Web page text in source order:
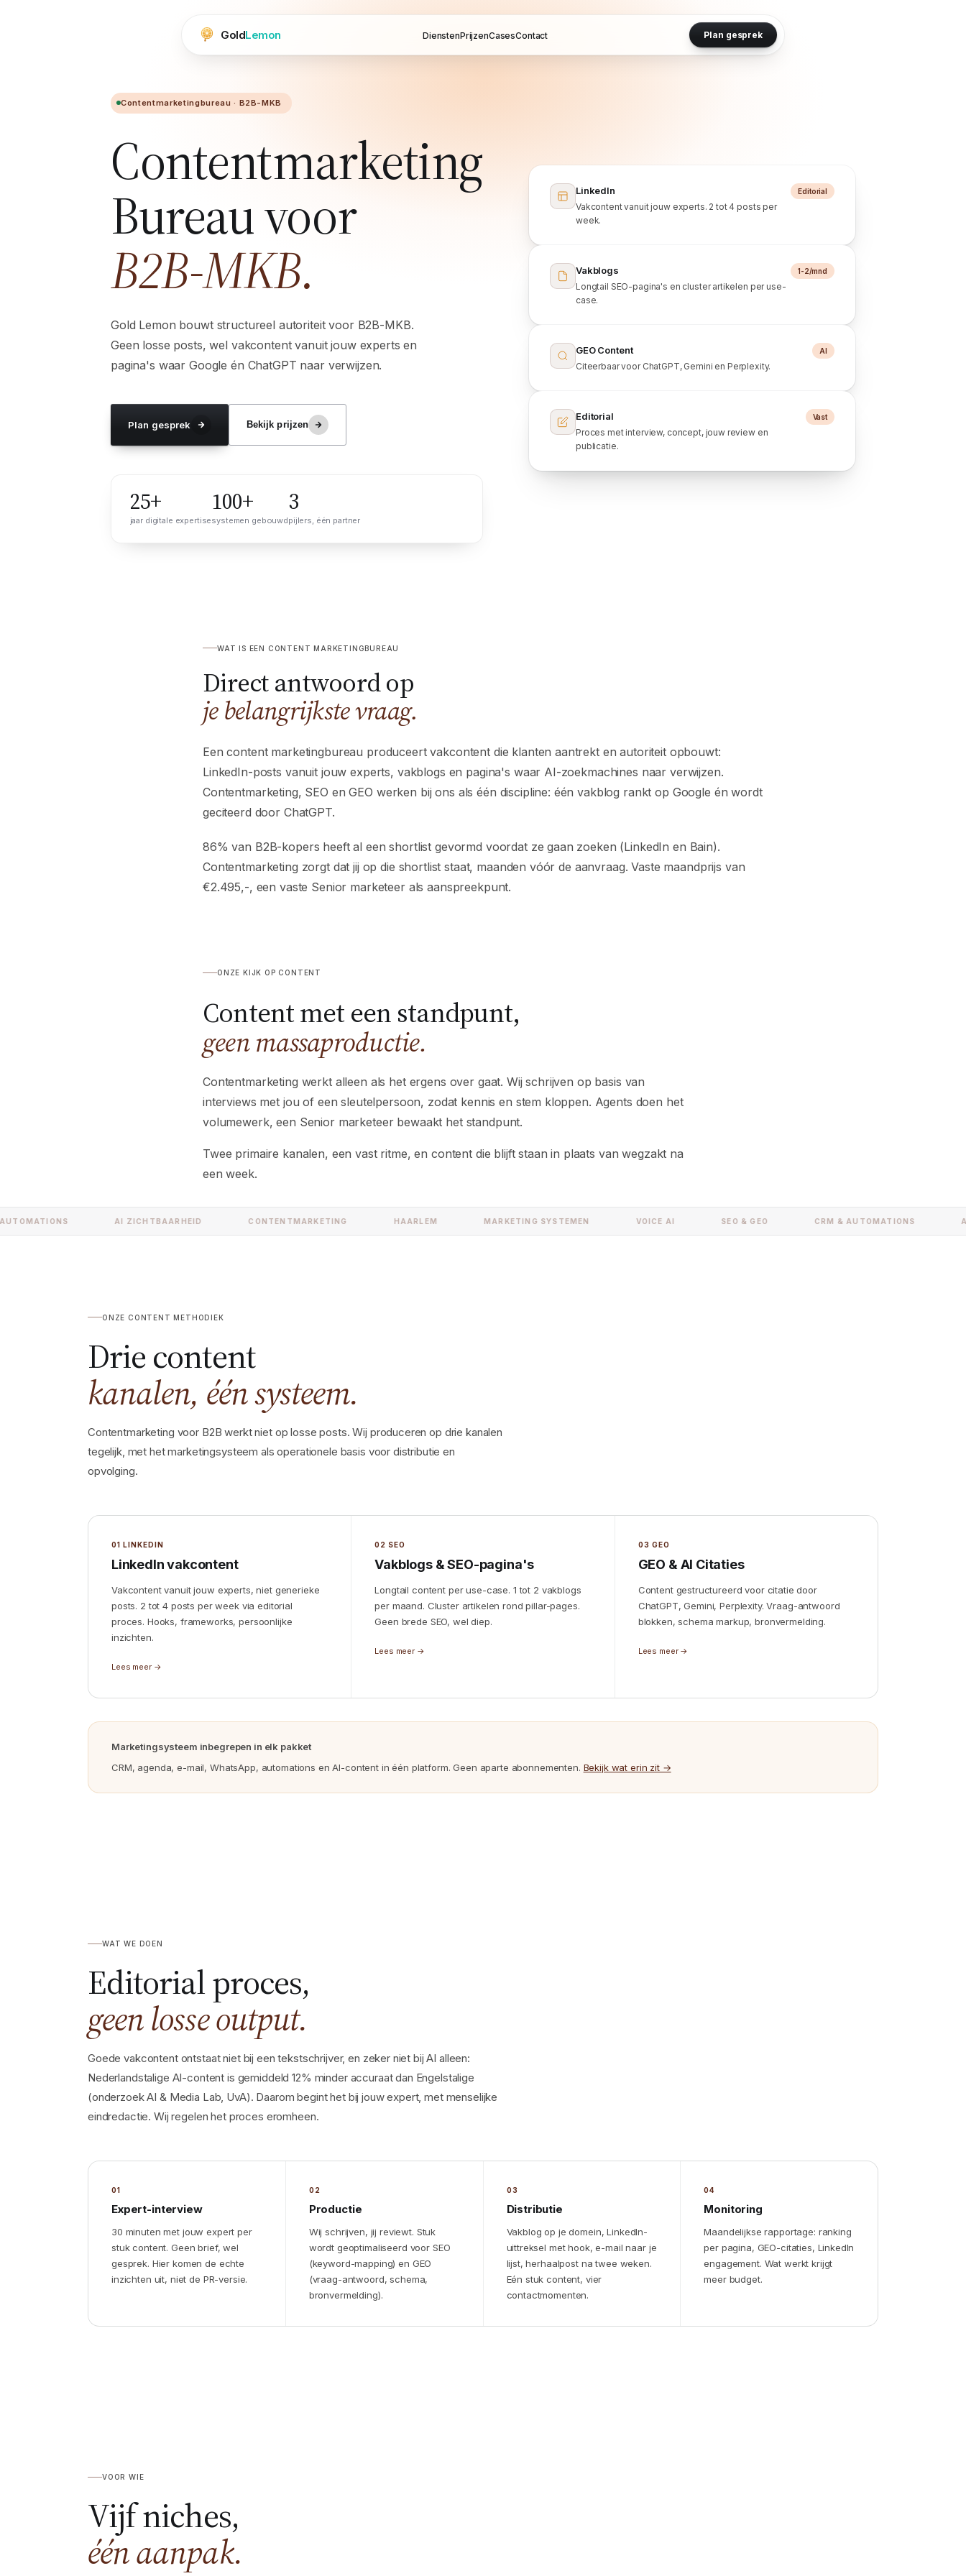
GoldLemon DienstenPrijzenCasesContact Plan gesprek
Contentmarketingbureau · B2B-MKB
Contentmarketing
Bureau voor
B2B-MKB.
Gold Lemon bouwt structureel autoriteit voor B2B-MKB.
Geen losse posts, wel vakcontent vanuit jouw experts en
pagina's waar Google én ChatGPT naar verwijzen.
Plan gesprek Bekijk prijzen
25+
jaar digitale expertise
100+
systemen gebouwd
3
pijlers, één partner
LinkedIn
Vakcontent vanuit jouw experts. 2 tot 4 posts per
week.
Editorial
Vakblogs
Longtail SEO-pagina's en cluster artikelen per use-
case.
1-2/mnd
GEO Content
Citeerbaar voor ChatGPT, Gemini en Perplexity.
AI
Editorial
Proces met interview, concept, jouw review en
publicatie.
Vast
WAT IS EEN CONTENT MARKETINGBUREAU
Direct antwoord op
je belangrijkste vraag.
Een content marketingbureau produceert vakcontent die klanten aantrekt en autoriteit opbouwt:
LinkedIn-posts vanuit jouw experts, vakblogs en pagina's waar AI-zoekmachines naar verwijzen.
Contentmarketing, SEO en GEO werken bij ons als één discipline: één vakblog rankt op Google én wordt
geciteerd door ChatGPT.
86% van B2B-kopers heeft al een shortlist gevormd voordat ze gaan zoeken (LinkedIn en Bain).
Contentmarketing zorgt dat jij op die shortlist staat, maanden vóór de aanvraag. Vaste maandprijs van
€2.495,-, een vaste Senior marketeer als aanspreekpunt.
ONZE KIJK OP CONTENT
Content met een standpunt,
geen massaproductie.
Contentmarketing werkt alleen als het ergens over gaat. Wij schrijven op basis van
interviews met jou of een sleutelpersoon, zodat kennis en stem kloppen. Agents doen het
volumewerk, een Senior marketeer bewaakt het standpunt.
Twee primaire kanalen, een vast ritme, en content die blijft staan in plaats van wegzakt na
een week.
AI ZICHTBAARHEID CONTENTMARKETING HAARLEM MARKETING SYSTEMEN VOICE AI SEO & GEO CRM & AUTOMATIONS AI
ONZE CONTENT METHODIEK
Drie content
kanalen, één systeem.
Contentmarketing voor B2B werkt niet op losse posts. Wij produceren op drie kanalen
tegelijk, met het marketingsysteem als operationele basis voor distributie en
opvolging.
01 LINKEDIN
LinkedIn vakcontent
Vakcontent vanuit jouw experts, niet generieke
posts. 2 tot 4 posts per week via editorial
proces. Hooks, frameworks, persoonlijke
inzichten.
Lees meer →
02 SEO
Vakblogs & SEO-pagina's
Longtail content per use-case. 1 tot 2 vakblogs
per maand. Cluster artikelen rond pillar-pages.
Geen brede SEO, wel diep.
Lees meer →
03 GEO
GEO & AI Citaties
Content gestructureerd voor citatie door
ChatGPT, Gemini, Perplexity. Vraag-antwoord
blokken, schema markup, bronvermelding.
Lees meer →
Marketingsysteem inbegrepen in elk pakket
CRM, agenda, e-mail, WhatsApp, automations en AI-content in één platform. Geen aparte abonnementen. Bekijk wat erin zit →
WAT WE DOEN
Editorial proces,
geen losse output.
Goede vakcontent ontstaat niet bij een tekstschrijver, en zeker niet bij AI alleen:
Nederlandstalige AI-content is gemiddeld 12% minder accuraat dan Engelstalige
(onderzoek AI & Media Lab, UvA). Daarom begint het bij jouw expert, met menselijke
eindredactie. Wij regelen het proces eromheen.
01
Expert-interview
30 minuten met jouw expert per
stuk content. Geen brief, wel
gesprek. Hier komen de echte
inzichten uit, niet de PR-versie.
02
Productie
Wij schrijven, jij reviewt. Stuk
wordt geoptimaliseerd voor SEO
(keyword-mapping) en GEO
(vraag-antwoord, schema,
bronvermelding).
03
Distributie
Vakblog op je domein, LinkedIn-
uittreksel met hook, e-mail naar je
lijst, herhaalpost na twee weken.
Eén stuk content, vier
contactmomenten.
04
Monitoring
Maandelijkse rapportage: ranking
per pagina, GEO-citaties, LinkedIn
engagement. Wat werkt krijgt
meer budget.
VOOR WIE
Vijf niches,
één aanpak.